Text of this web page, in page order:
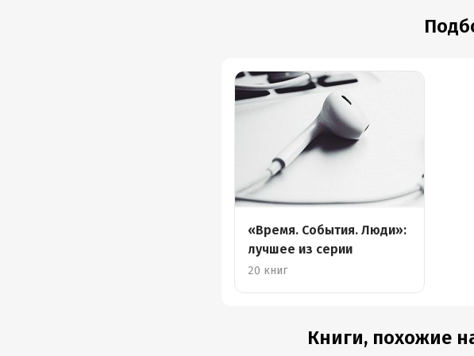
«Время. События. Люди»:
лучшее из серии
20 книг
Книги, похожие